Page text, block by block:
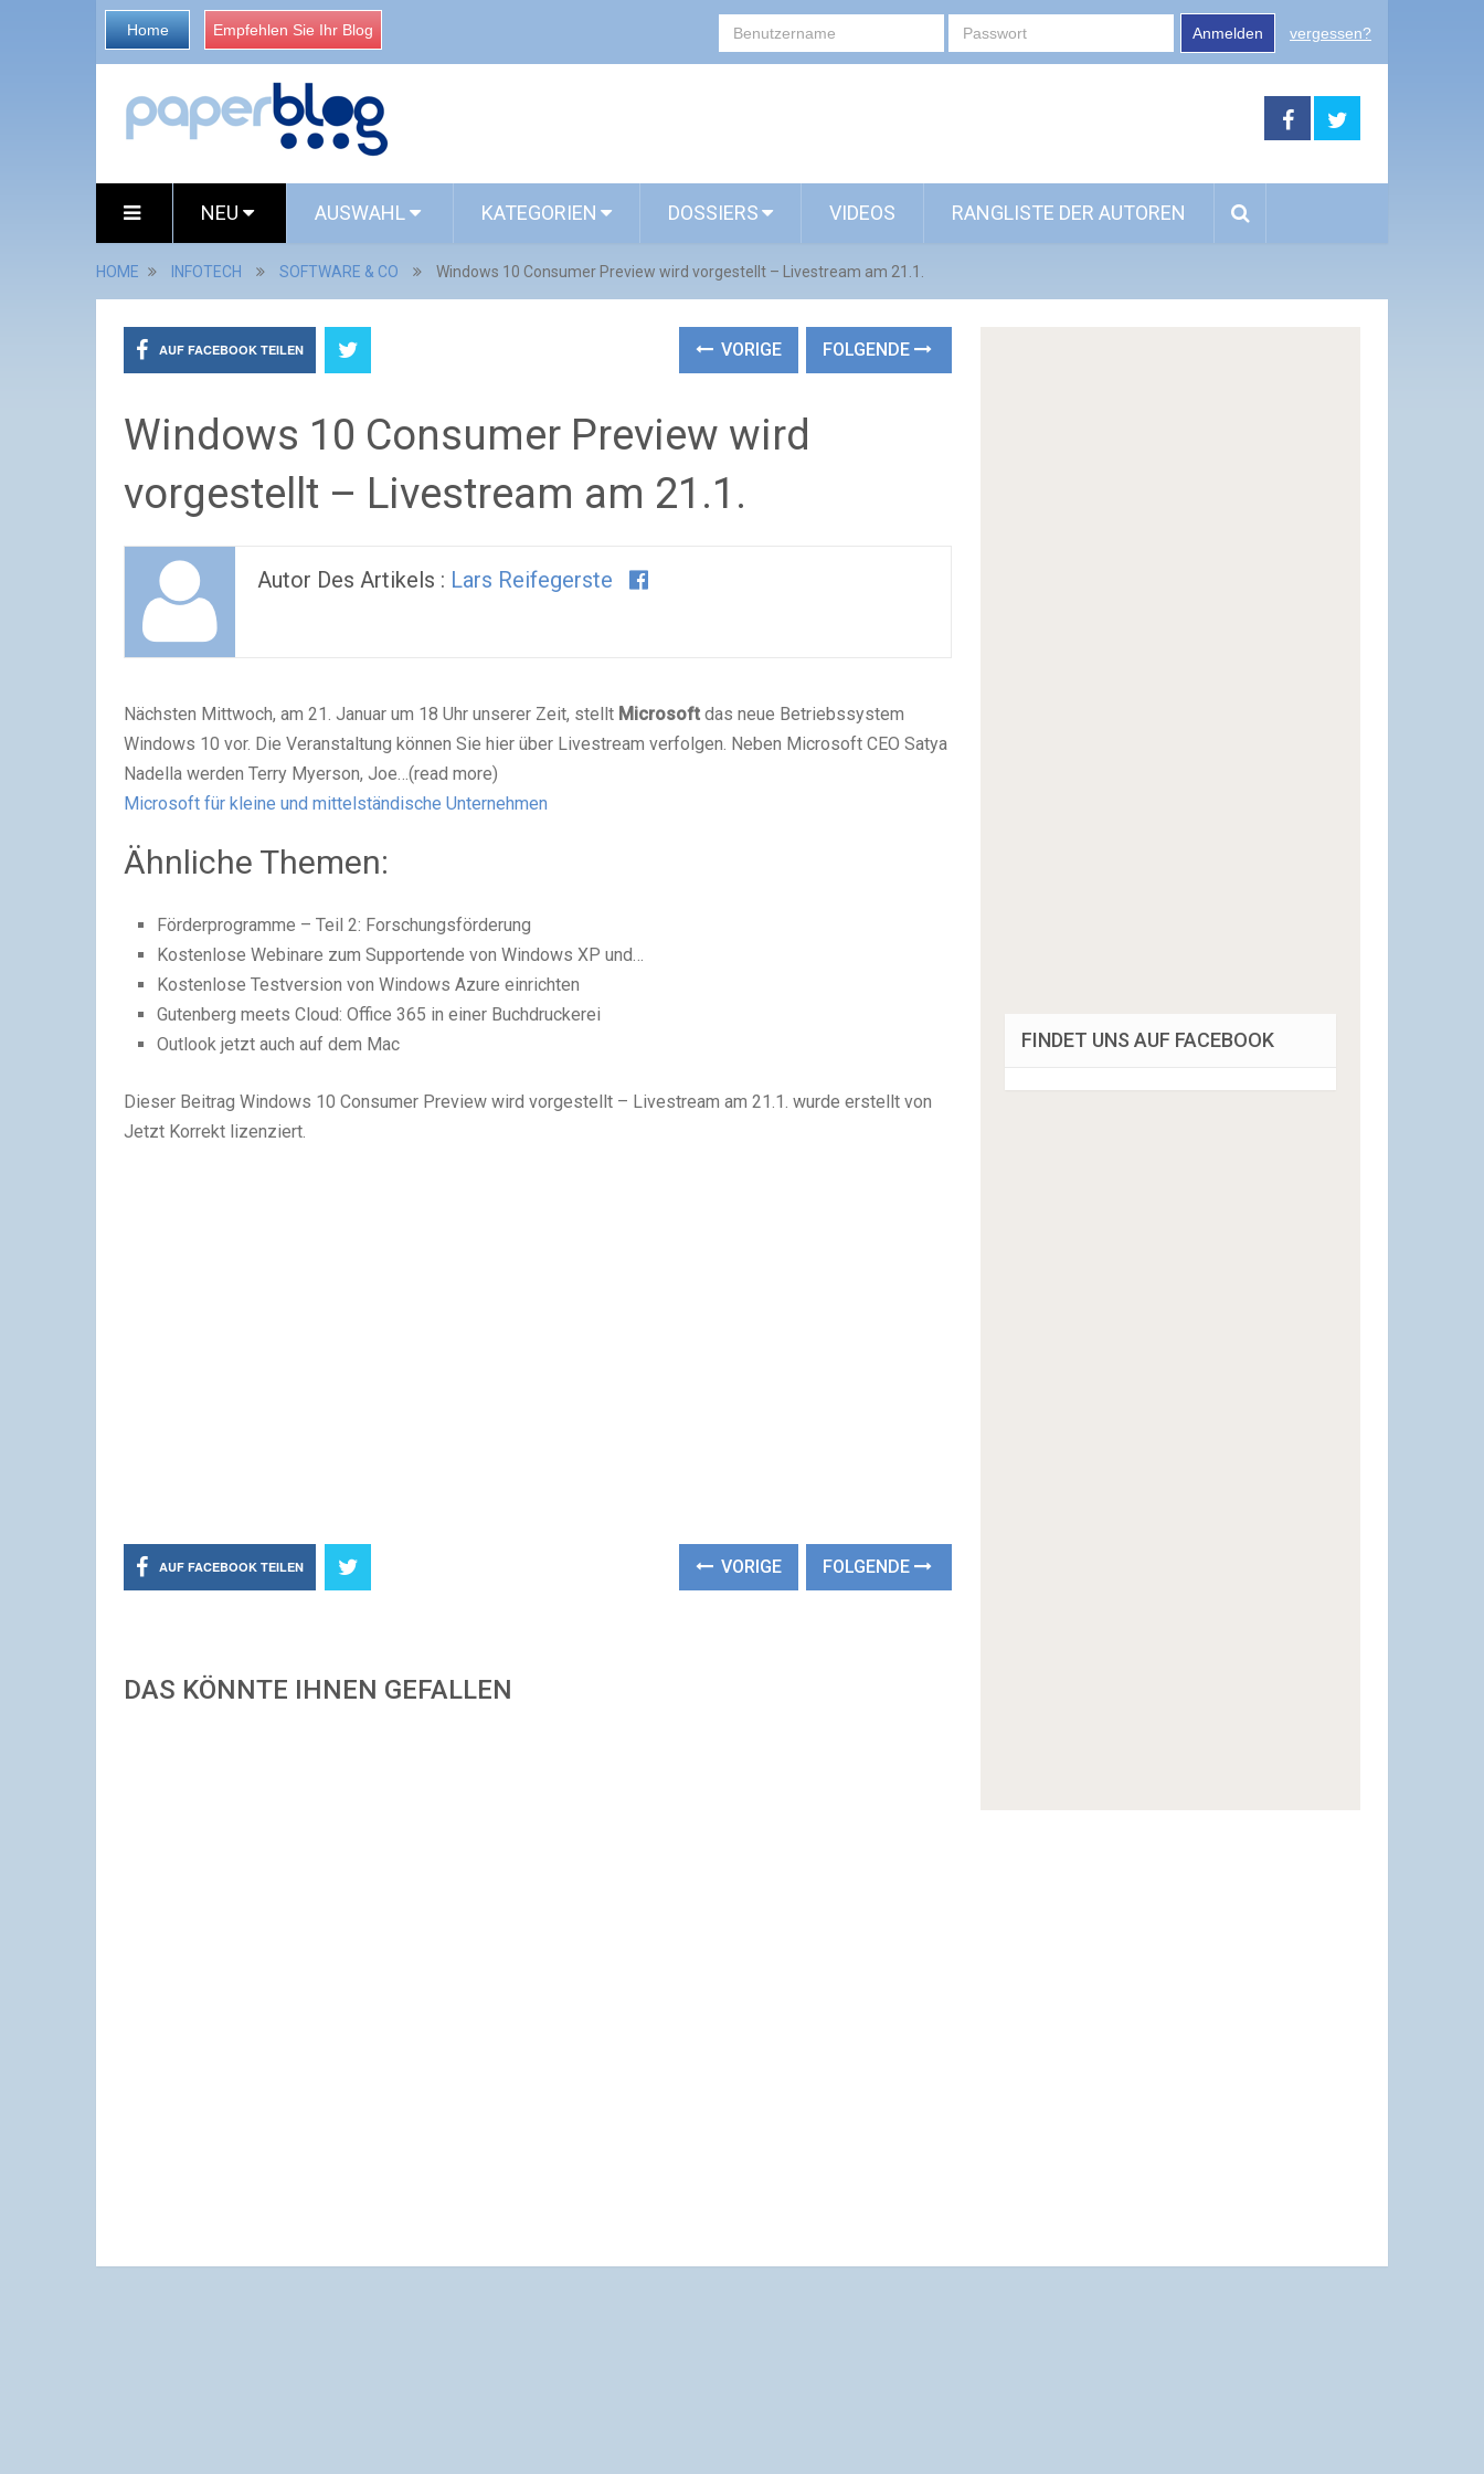
Home Empfehlen Sie Ihr Blog Anmelden vergessen?
NEU AUSWAHL KATEGORIEN DOSSIERS VIDEOS RANGLISTE DER AUTOREN
HOME INFOTECH SOFTWARE & CO Windows 10 Consumer Preview wird vorgestellt – Livestream am 21.1.
AUF FACEBOOK TEILEN VORIGE FOLGENDE
Windows 10 Consumer Preview wird
vorgestellt – Livestream am 21.1.
Autor Des Artikels : Lars Reifegerste
Nächsten Mittwoch, am 21. Januar um 18 Uhr unserer Zeit, stellt Microsoft das neue Betriebssystem
Windows 10 vor. Die Veranstaltung können Sie hier über Livestream verfolgen. Neben Microsoft CEO Satya
Nadella werden Terry Myerson, Joe…(read more)
Microsoft für kleine und mittelständische Unternehmen
Ähnliche Themen:
Förderprogramme – Teil 2: Forschungsförderung
Kostenlose Webinare zum Supportende von Windows XP und…
Kostenlose Testversion von Windows Azure einrichten
Gutenberg meets Cloud: Office 365 in einer Buchdruckerei
Outlook jetzt auch auf dem Mac
Dieser Beitrag Windows 10 Consumer Preview wird vorgestellt – Livestream am 21.1. wurde erstellt von
Jetzt Korrekt lizenziert.
AUF FACEBOOK TEILEN VORIGE FOLGENDE
DAS KÖNNTE IHNEN GEFALLEN
FINDET UNS AUF FACEBOOK